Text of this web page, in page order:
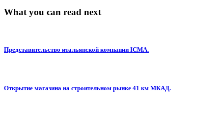
What you can read next
Представительство итальянской компании ICMA.
Открытие магазина на строительном рынке 41 км МКАД.